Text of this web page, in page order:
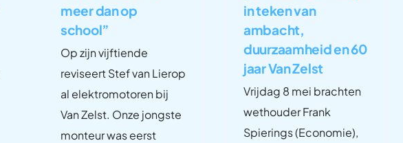
meer dan op
school”
Op zijn vijftiende
reviseert Stef van Lierop
al elektromotoren bij
Van Zelst. Onze jongste
monteur was eerst
in teken van
ambacht,
duurzaamheid en 60
jaar Van Zelst
Vrijdag 8 mei brachten
wethouder Frank
Spierings (Economie),